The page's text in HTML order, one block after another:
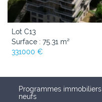
Lot C13
Surface : 75.31 m²
331000 €
Programmes immobiliers
neufs